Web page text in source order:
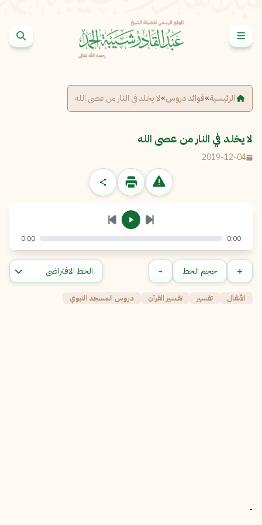
الرئيسية»فوائد دروس»لا يخلد في النار من عصى الله
لا يخلد في النار من عصى الله
2019-12-04
الإبلاغ عن مشكلة
الرسالة
إرسال إلغاء
0:00
0:00
+ حجم الخط -
الأنفال تفسير تفسير القرآن دروس المسجد النبوي
-